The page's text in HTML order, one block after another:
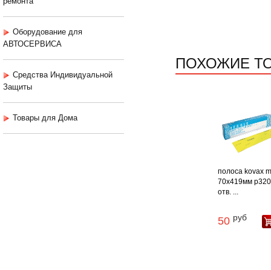
Оборудование для
АВТОСЕРВИСА
Средства Индивидуальной
Защиты
Товары для Дома
ПОХОЖИЕ
полоса kovax
70х419мм
отв. ...
50 руб